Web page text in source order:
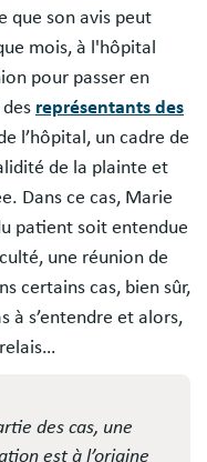
que son avis peut
mois, à l'hôpital
pour passer en
représentants des
l’hôpital, un cadre de
de la plainte et
Dans ce cas, Marie
patient soit entendue
une réunion de
certains cas, bien sûr,
à s’entendre et alors,
des cas, une
est à l’origine